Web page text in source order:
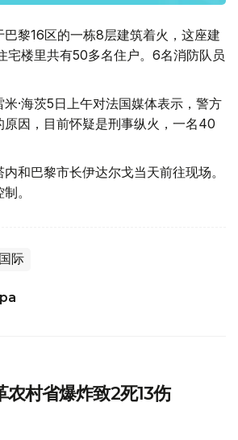
巴黎16区的一栋8层建筑着火，这座建
宅楼里共有50多名住户。6名消防队员
·海茨5日上午对法国媒体表示，警方
原因，目前怀疑是刑事纵火，一名40
和巴黎市长伊达尔戈当天前往现场。
。
国际
农村省爆炸致2死13伤